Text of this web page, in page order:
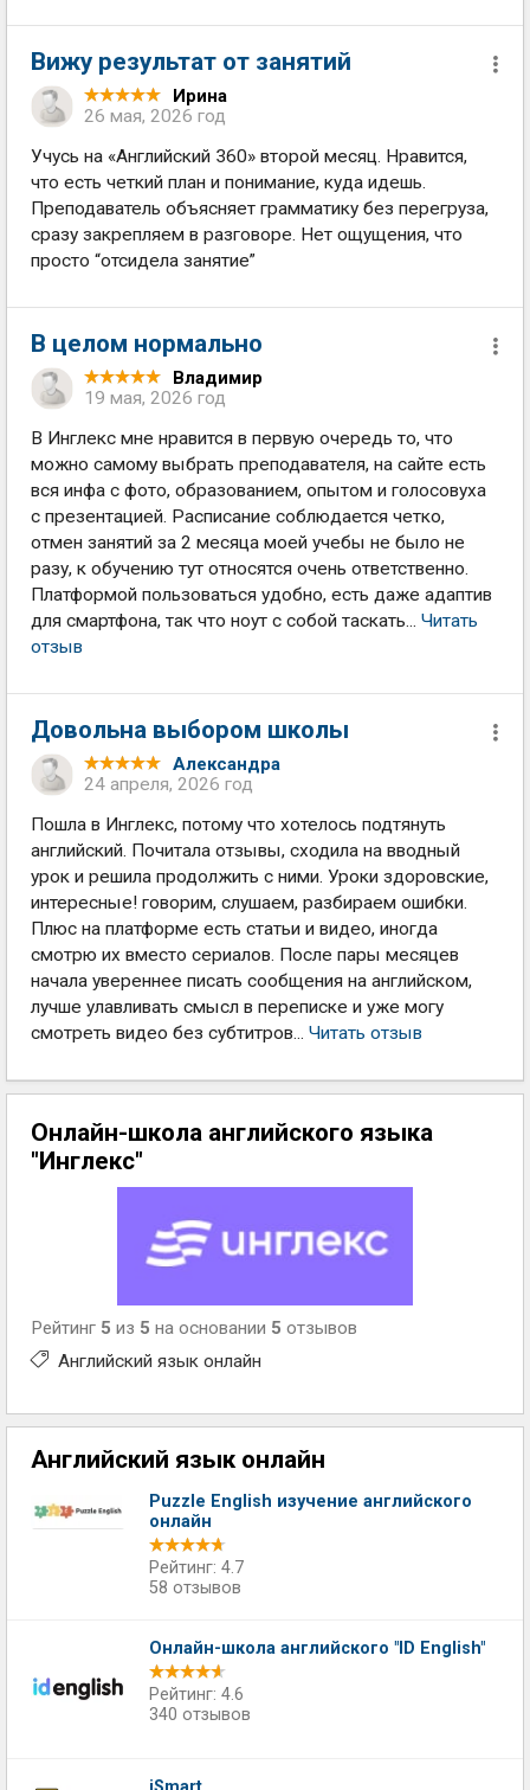
Вижу результат от занятий
Ирина
26 мая, 2026 год
Учусь на «Английский 360» второй месяц. Нравится,
что есть четкий план и понимание, куда идешь.
Преподаватель объясняет грамматику без перегруза,
сразу закрепляем в разговоре. Нет ощущения, что
просто “отсидела занятие”
В целом нормально
Владимир
19 мая, 2026 год
В Инглекс мне нравится в первую очередь то, что
можно самому выбрать преподавателя, на сайте есть
вся инфа с фото, образованием, опытом и голосовуха
с презентацией. Расписание соблюдается четко,
отмен занятий за 2 месяца моей учебы не было не
разу, к обучению тут относятся очень ответственно.
Платформой пользоваться удобно, есть даже адаптив
для смартфона, так что ноут с собой таскать... Читать
отзыв
Довольна выбором школы
Александра
24 апреля, 2026 год
Пошла в Инглекс, потому что хотелось подтянуть
английский. Почитала отзывы, сходила на вводный
урок и решила продолжить с ними. Уроки здоровские,
интересные! говорим, слушаем, разбираем ошибки.
Плюс на платформе есть статьи и видео, иногда
смотрю их вместо сериалов. После пары месяцев
начала увереннее писать сообщения на английском,
лучше улавливать смысл в переписке и уже могу
смотреть видео без субтитров... Читать отзыв
Онлайн-школа английского языка
"Инглекс"
Рейтинг 5 из 5 на основании 5 отзывов
Английский язык онлайн
Английский язык онлайн
Puzzle English изучение английского
онлайн
Рейтинг: 4.7
58 отзывов
Онлайн-школа английского "ID English"
Рейтинг: 4.6
340 отзывов